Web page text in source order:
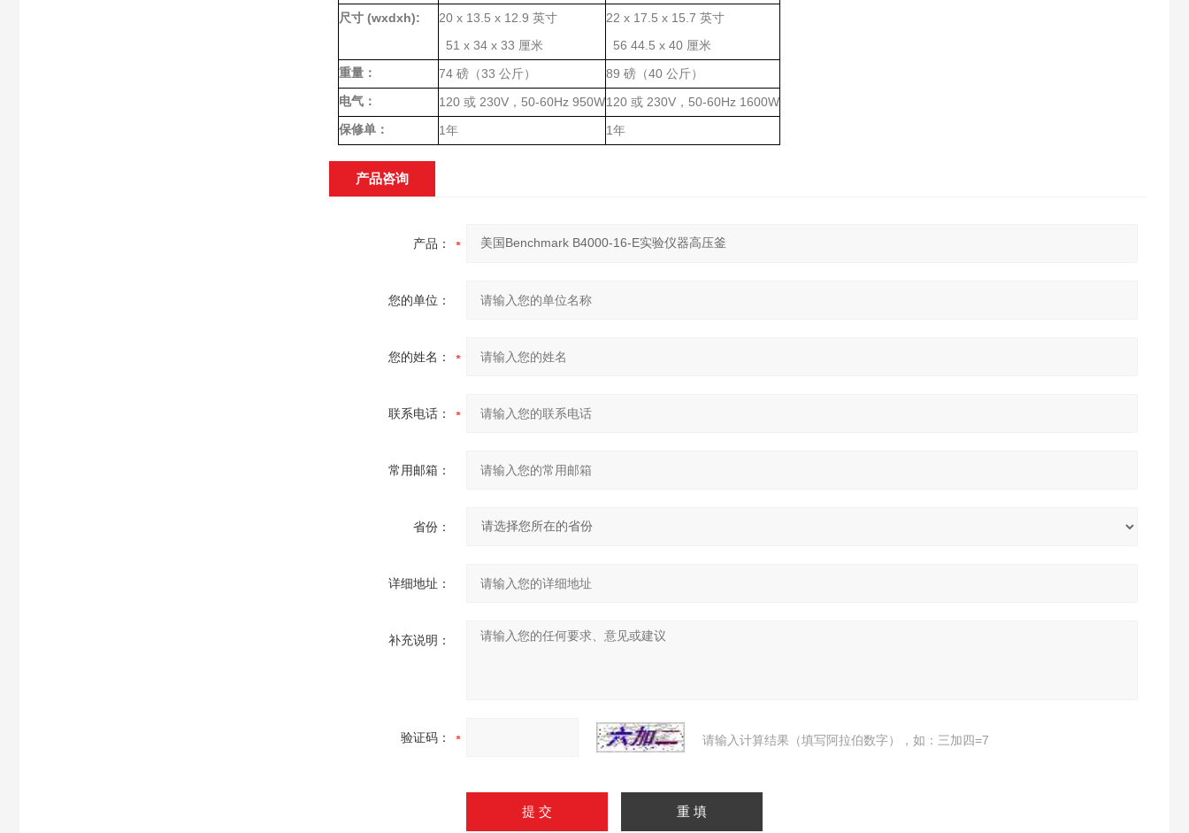
尺寸 (wxdxh): 20 x 13.5 x 12.9英寸
51 x 34 x 33 厘米
22 x 17.5 x 15.7英寸
56 44.5 x 40 厘米
重量： 74磅（33公斤） 89磅（40公斤）
电气： 120或 230V ， 50-60Hz 950W120或 230V ， 50-60Hz 1600W
保修单： 1年 1年
产品咨询
产品：
您的单位：
您的姓名：
联系电话：
常用邮箱：
省份：
详细地址：
补充说明：
验证码： 请输入计算结果（填写阿拉伯数字），如：三加四=7